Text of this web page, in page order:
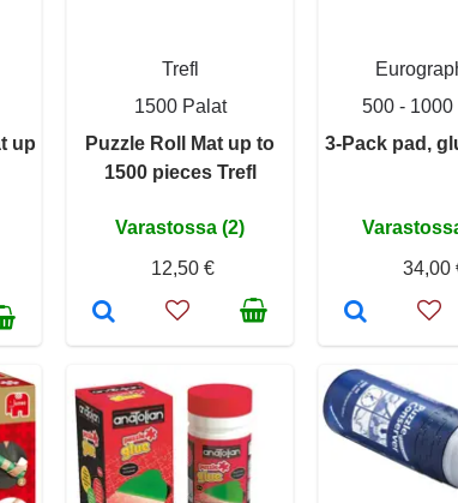
up
Trefl
1500 Palat
Puzzle Roll Mat up to
1500 pieces Trefl
Varastossa (2)
12,50 €
500 - 1000
3-Pack pad,
34,00